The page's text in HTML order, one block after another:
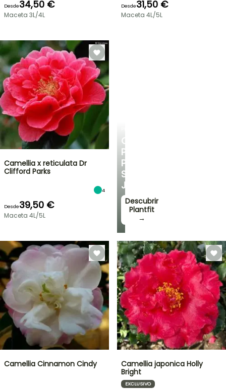
CONSEJOS
PERSONALIZADOS
PARA
SU
JARDÍN
Descubrir
Plantfit
→
Desde34,50 €
Maceta 3L/4L
Desde31,50 €
Maceta 4L/5L
Camellia x reticulata Dr
Clifford Parks
4
Desde39,50 €
Maceta 4L/5L
Camellia Cinnamon Cindy
Camellia japonica Holly
Bright
EXCLUSIVO